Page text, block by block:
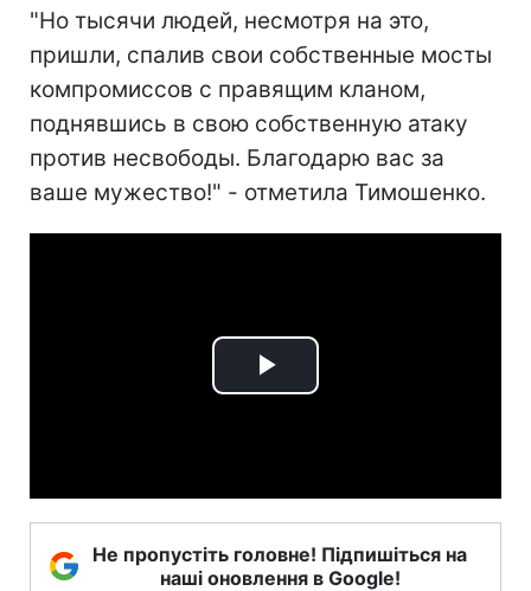
"Но тысячи людей, несмотря на это,
пришли, спалив свои собственные мосты
компромиссов с правящим кланом,
поднявшись в свою собственную атаку
против несвободы. Благодарю вас за
ваше мужество!" - отметила Тимошенко.
Play
Не пропустіть головне! Підпишіться на
наші оновлення в Google!